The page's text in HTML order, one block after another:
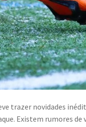
trazer novidades
Existem rumores